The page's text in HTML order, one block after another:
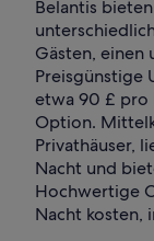
Belantis
Gästen, einen
Preisgünstige
etwa 90 £ pro
Option.
Privathäuser,
Nacht und
Hochwertige
Nacht kosten,